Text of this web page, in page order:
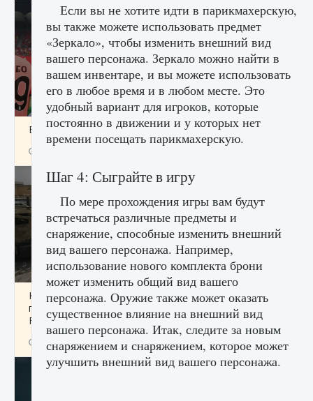
Входят ли «Милан» и «Интер» в EA FC 25
Как исправить текстовую ошибку
пользовательского интерфейса Delta
Force Hawk Ops
9 августа 2024 1 945 0 0
Если вы не хотите идти в парикмахерскую,
вы также можете использовать предмет
«Зеркало», чтобы изменить внешний вид
вашего персонажа. Зеркало можно найти в
вашем инвентаре, и вы можете использовать
его в любое время и в любом месте. Это
удобный вариант для игроков, которые
постоянно в движении и у которых нет
времени посещать парикмахерскую.
Шаг 4: Сыграйте в игру
По мере прохождения игры вам будут
встречаться различные предметы и
снаряжение, способные изменить внешний
вид вашего персонажа. Например,
использование нового комплекта брони
может изменить общий вид вашего
персонажа. Оружие также может оказать
существенное влияние на внешний вид
вашего персонажа. Итак, следите за новым
снаряжением и снаряжением, которое может
улучшить внешний вид вашего персонажа.